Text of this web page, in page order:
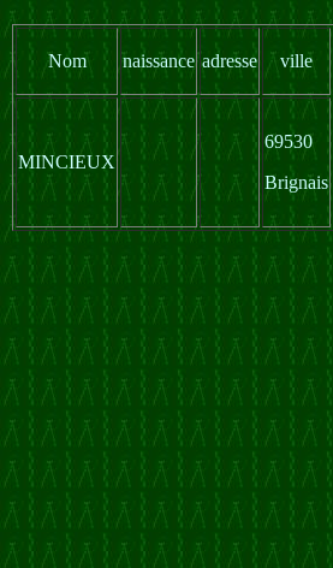
Nom naissance adresse ville
MINCIEUX
69530
Brignais